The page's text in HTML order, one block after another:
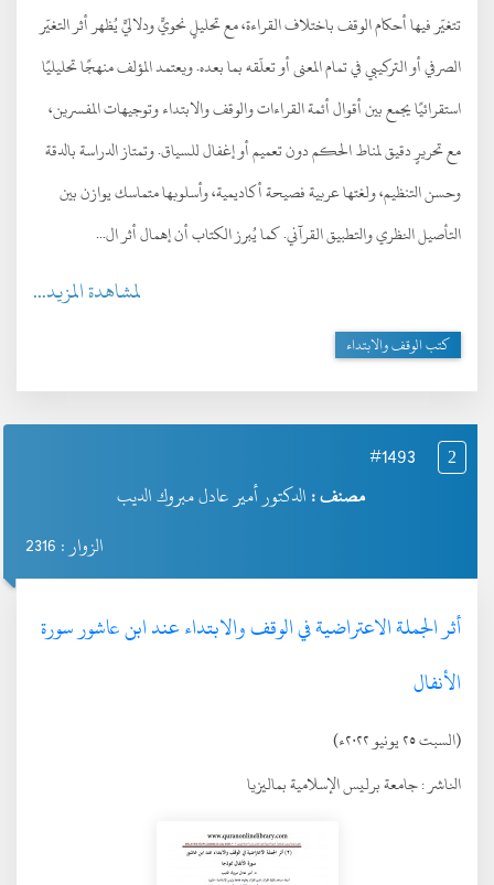
تتغيّر فيها أحكام الوقف باختلاف القراءة، مع تحليلٍ نحويٍّ ودلاليٍّ يُظهر أثر التغيّر
الصرفي أو التركيبي في تمام المعنى أو تعلّقه بما بعده. ويعتمد المؤلف منهجًا تحليليًا
استقرائيًا يجمع بين أقوال أئمة القراءات والوقف والابتداء وتوجيهات المفسرين،
مع تحريرٍ دقيق لمناط الحكم دون تعميم أو إغفال للسياق. وتمتاز الدراسة بالدقة
وحسن التنظيم، ولغتها عربية فصيحة أكاديمية، وأسلوبها متماسك يوازن بين
التأصيل النظري والتطبيق القرآني. كما يُبرز الكتاب أن إهمال أثر ال...
لمشاهدة المزيد...
كتب الوقف والابتداء
2
#1493
مصنف : الدكتور أمير عادل مبروك الديب
الزوار : 2316
أثر الجملة الاعتراضية في الوقف والابتداء عند ابن عاشور سورة
الأنفال
(السبت ٢٥ يونيو ٢٠٢٢ء)
الناشر :جامعة برليس الإسلامية بماليزيا